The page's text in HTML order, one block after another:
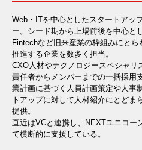
Web・ITを中心としたスタートアッ
ー。シード期から上場前後を中心と
Fintechなど旧来産業の枠組みにと
推進する企業を数多く担当。
CXO人材やテクノロジースペシャリ
責任者からメンバーまでの一括採用
業計画に基づく人員計画策定や人事
トアップに対して人材紹介にとどま
提供。
直近はVCと連携し、NEXTユニコー
て横断的に支援している。